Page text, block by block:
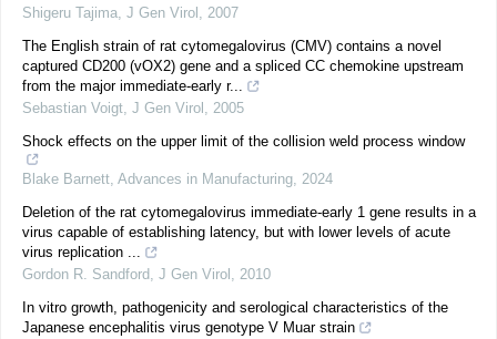
Shigeru Tajima J Gen Virol
2007
The English strain of rat cytomegalovirus (CMV) contains a novel
captured CD200 (vOX2) gene and a spliced CC chemokine upstream
from the major immediate-early r...
Sebastian Voigt J Gen Virol
2005
Shock effects on the upper limit of the collision weld process window
Blake Barnett Advances in Manufacturing 2024
Deletion of the rat cytomegalovirus immediate-early 1 gene results in a
virus capable of establishing latency, but with lower levels of acute
virus replication ...
Gordon R. Sandford
J Gen Virol
2010
In vitro growth, pathogenicity and serological characteristics of the
Japanese encephalitis virus genotype V Muar strain